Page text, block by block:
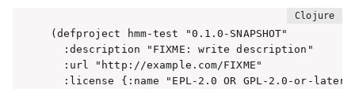
(defproject hmm-test "0.1.0-SNAPSHOT"
  :description "FIXME: write description"
  :url "http://example.com/FIXME"
:license {:name "EPL-2.0 OR GPL-2.0-or-later